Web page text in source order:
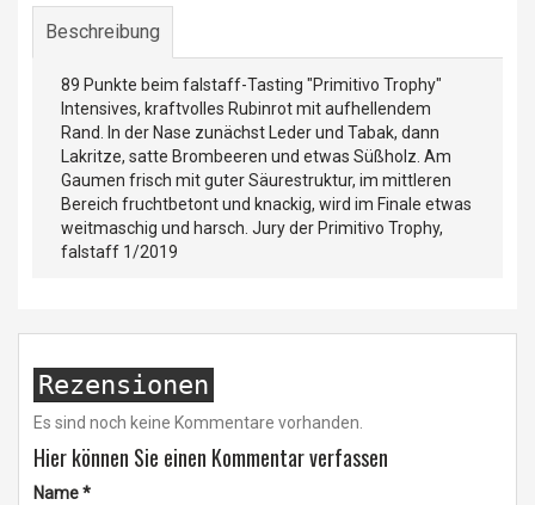
Beschreibung
89 Punkte beim falstaff-Tasting "Primitivo Trophy"
Intensives, kraftvolles Rubinrot mit aufhellendem
Rand. In der Nase zunächst Leder und Tabak, dann
Lakritze, satte Brombeeren und etwas Süßholz. Am
Gaumen frisch mit guter Säurestruktur, im mittleren
Bereich fruchtbetont und knackig, wird im Finale etwas
weitmaschig und harsch. Jury der Primitivo Trophy,
falstaff 1/2019
Rezensionen
Es sind noch keine Kommentare vorhanden.
Hier können Sie einen Kommentar verfassen
Name*